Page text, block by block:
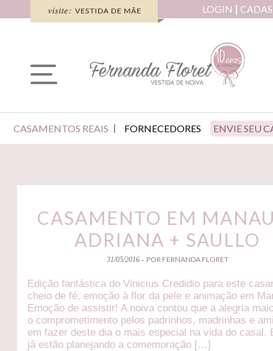
LOGIN
CASAMENTOS REAIS FORNECEDORES ENVIE SEU
CASAMENTO EM
ADRIANA + SAULLO
31/05/2016 - POR FERNANDA FLORET
Edição fantástica do Vinicius Credidio para este
cheio de fé, emoção à flor da pele e animação em
Emoção de assistir! A noiva contou que a alegria
o comprometimento pelos padrinhos, madrinhas e
em fazer deste dia o mais especial na vida do casal.
já estão planejando a comemoração […]